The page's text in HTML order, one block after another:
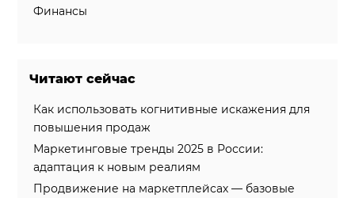
Финансы
Читают сейчас
Как использовать когнитивные искажения для
повышения продаж
Маркетинговые тренды 2025 в России:
адаптация к новым реалиям
Продвижение на маркетплейсах — базовые